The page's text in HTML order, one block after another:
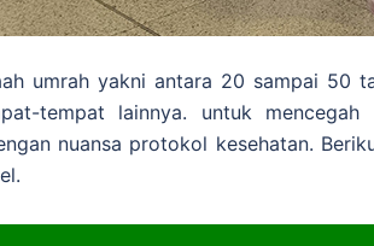
umrah yakni antara 20 sampai
tempat lainnya. untuk
nuansa protokol kesehatan.